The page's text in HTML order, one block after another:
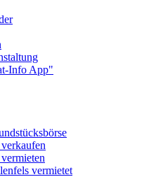
Info App"
vermietet